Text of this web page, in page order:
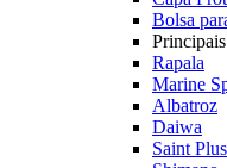
Bolsa
Rapala
Marine
Albatroz
Daiwa
Saint Plus